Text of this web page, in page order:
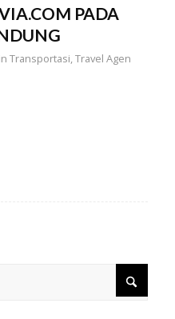
PADA
in Transportasi,Travel Agen